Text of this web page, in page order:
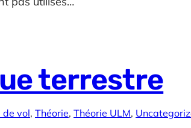
terrestre
de vol, Théorie, Théorie ULM,